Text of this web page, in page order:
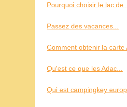
Pourquoi choisir le lac de...
Passez des vacances...
Comment obtenir la carte
Qu'est ce que les Adac...
Qui est campingkey